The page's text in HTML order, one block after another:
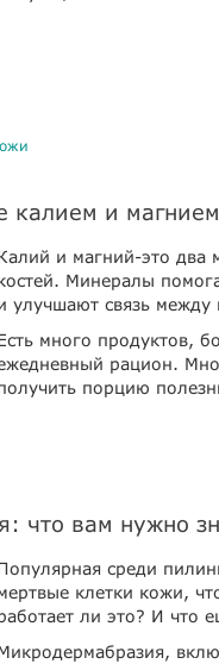
калием и
и магний-это два
Минералы
улучшают связь между
много продуктов,
рацион.
порцию
что вам нужно
среди
клетки кожи,
ли это? И что